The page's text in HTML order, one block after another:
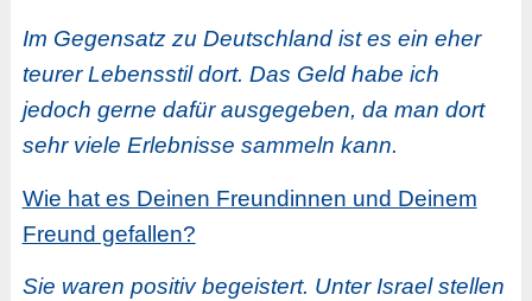
Im Gegensatz zu Deutschland ist es ein eher
teurer Lebensstil dort. Das Geld habe ich
jedoch gerne dafür ausgegeben, da man dort
sehr viele Erlebnisse sammeln kann.
Wie hat es Deinen Freundinnen und Deinem
Freund gefallen?
Sie waren positiv begeistert. Unter Israel stellen